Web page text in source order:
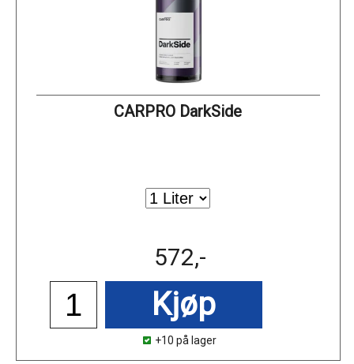
CARPRO DarkSide
572,-
Kjøp
+10 på lager